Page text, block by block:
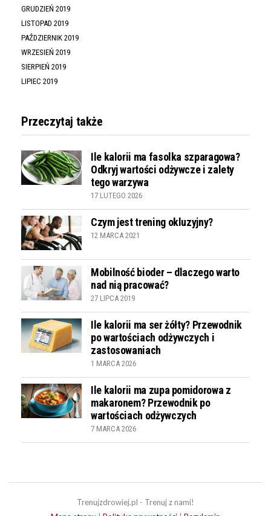
GRUDZIEŃ 2019
LISTOPAD 2019
PAŹDZIERNIK 2019
WRZESIEŃ 2019
SIERPIEŃ 2019
LIPIEC 2019
Przeczytaj także
Ile kalorii ma fasolka szparagowa?
Odkryj wartości odżywcze i zalety
tego warzywa
17 LUTEGO 2026
Czym jest trening okluzyjny?
12 MARCA 2021
Mobilność bioder – dlaczego warto
nad nią pracować?
27 LIPCA 2019
Ile kalorii ma ser żółty? Przewodnik
po wartościach odżywczych i
zastosowaniach
1 MARCA 2026
Ile kalorii ma zupa pomidorowa z
makaronem? Przewodnik po
wartościach odżywczych
7 MARCA 2026
Trenujzdrowiej.pl - Trenuj z nami!